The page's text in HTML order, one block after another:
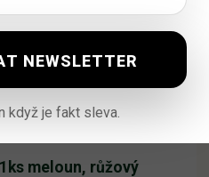
meloun, růžový
když je fakt sleva.